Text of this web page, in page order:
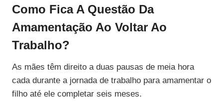
Como Fica A Questão Da
Amamentação Ao Voltar Ao
Trabalho?
As mães têm direito a duas pausas de meia hora
cada durante a jornada de trabalho para amamentar o
filho até ele completar seis meses.